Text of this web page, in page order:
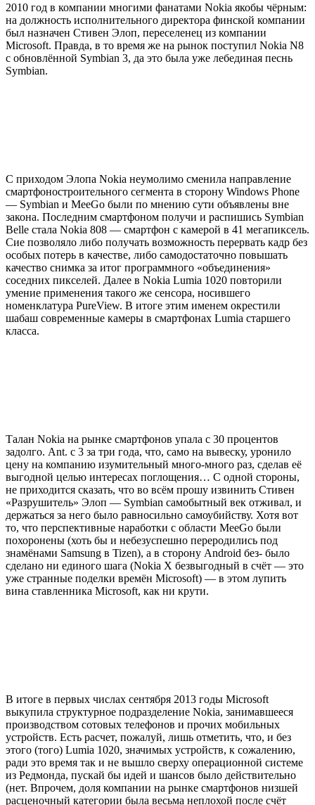
2010 год в компании многими фанатами Nokia якобы чёрным:
на должность исполнительного директора финской компании
был назначен Стивен Элоп, переселенец из компании
Microsoft. Правда, в то время же на рынок поступил Nokia N8
с обновлённой Symbian 3, да это была уже лебединая песнь
Symbian.
С приходом Элопа Nokia неумолимо сменила направление
смартфоностроительного сегмента в сторону Windows Phone
— Symbian и MeeGo были по мнению сути объявлены вне
закона. Последним смартфоном получи и распишись Symbian
Belle стала Nokia 808 — смартфон с камерой в 41 мегапиксель.
Сие позволяло либо получать возможность перервать кадр без
особых потерь в качестве, либо самодостаточно повышать
качество снимка за итог программного «объединения»
соседних пикселей. Далее в Nokia Lumia 1020 повторили
умение применения такого же сенсора, носившего
номенклатура PureView. В итоге этим именем окрестили
шабаш современные камеры в смартфонах Lumia старшего
класса.
Талан Nokia на рынке смартфонов упала с 30 процентов
задолго. Ant. с 3 за три года, что, само на вывеску, уронило
цену на компанию изумительный много-много раз, сделав её
выгодной целью интересах поглощения… С одной стороны,
не приходится сказать, что во всём прошу извинить Стивен
«Разрушитель» Элоп — Symbian самобытный век отживал, и
держаться за него было равносильно самоубийству. Хотя вот
то, что перспективные наработки с области MeeGo были
похоронены (хоть бы и небезуспешно переродились под
знамёнами Samsung в Tizen), а в сторону Android без- было
сделано ни единого шага (Nokia X безвыгодный в счёт — это
уже странные поделки времён Microsoft) — в этом лупить
вина ставленника Microsoft, как ни крути.
В итоге в первых числах сентября 2013 годы Microsoft
выкупила структурное подразделение Nokia, занимавшееся
производством сотовых телефонов и прочих мобильных
устройств. Есть расчет, пожалуй, лишь отметить, что, и без
этого (того) Lumia 1020, значимых устройств, к сожалению,
ради это время так и не вышло сверху операционной системе
из Редмонда, пускай бы идей и шансов было действительно
(нет. Впрочем, доля компании на рынке смартфонов низшей
расценочный категории была весьма неплохой после счёт